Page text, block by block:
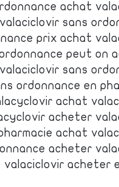
achat
sans
prix achat
peut on
valaciclovir sans
ordonnance en
achat
acheter
achat
acheter
acheter